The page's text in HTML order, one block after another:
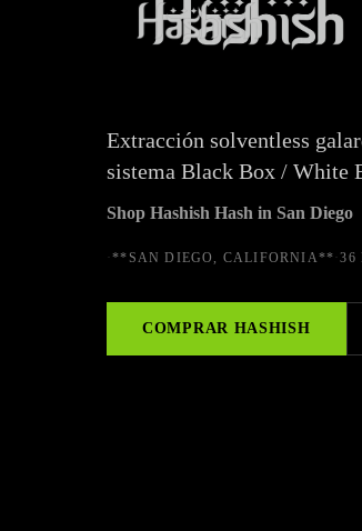
Extracción solventless
sistema Black Box / White
Shop Hashish Hash in San Diego
·**SAN DIEGO, CALIFORNIA**·36
COMPRAR HASHISH